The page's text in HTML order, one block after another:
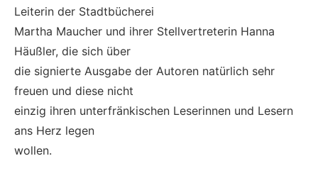
Leiterin der Stadtbücherei
Martha Maucher und ihrer Stellvertreterin Hanna
Häußler, die sich über
die signierte Ausgabe der Autoren natürlich sehr
freuen und diese nicht
einzig ihren unterfränkischen Leserinnen und Lesern
ans Herz legen
wollen.